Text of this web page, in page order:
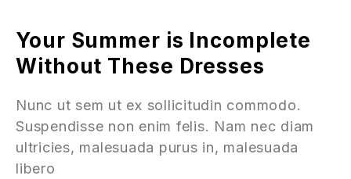
Your Summer is Incomplete
Without These Dresses
Nunc ut sem ut ex sollicitudin commodo.
Suspendisse non enim felis. Nam nec diam
ultricies, malesuada purus in, malesuada
libero